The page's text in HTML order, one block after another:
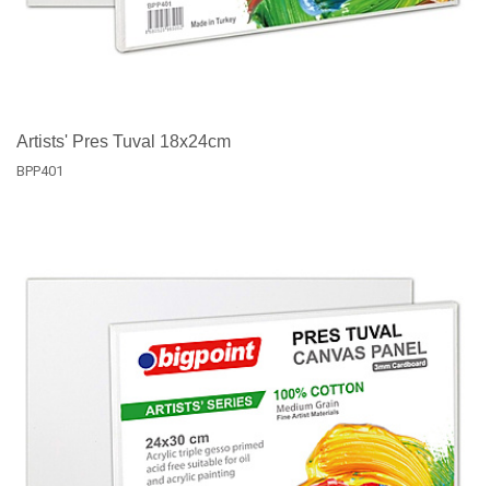
Artists' Pres Tuval 18x24cm
BPP401